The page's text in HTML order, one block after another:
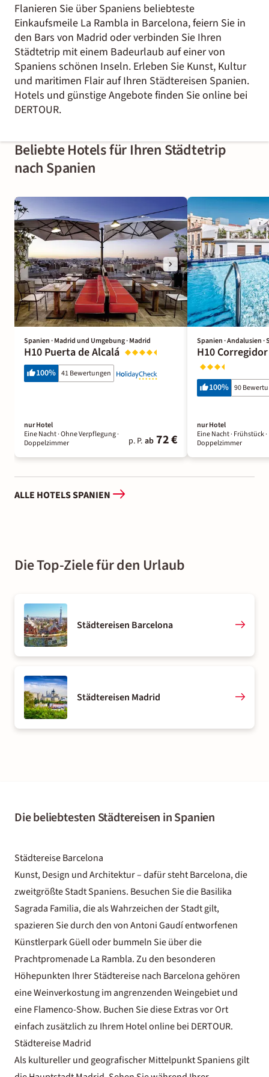
Flanieren Sie über Spaniens beliebteste
Einkaufsmeile La Rambla in Barcelona, feiern Sie in
den Bars von Madrid oder verbinden Sie Ihren
Städtetrip mit einem Badeurlaub auf einer von
Spaniens schönen Inseln. Erleben Sie Kunst, Kultur
und maritimen Flair auf Ihren Städtereisen Spanien.
Hotels und günstige Angebote finden Sie online bei
DERTOUR.
Beliebte Hotels für Ihren Städtetrip
nach Spanien
Spanien · Madrid und Umgebung · Madrid
H10 Puerta de Alcalá
100% 41 Bewertungen
nur Hotel
Eine Nacht· Ohne Verpflegung·
Doppelzimmer
p. P. ab 72 €
Spanien · Andalusien ·
H10
100% 90
nur Hotel
Eine Nacht· Frühstück·
Doppelzimmer
ALLE HOTELS SPANIEN
Die Top-Ziele für den Urlaub
Städtereisen Barcelona
Städtereisen Madrid
Die beliebtesten Städtereisen in Spanien
Städtereise Barcelona
Kunst, Design und Architektur – dafür steht Barcelona, die
zweitgrößte Stadt Spaniens. Besuchen Sie die Basilika
Sagrada Familia, die als Wahrzeichen der Stadt gilt,
spazieren Sie durch den von Antoni Gaudí entworfenen
Künstlerpark Güell oder bummeln Sie über die
Prachtpromenade La Rambla. Zu den besonderen
Höhepunkten Ihrer Städtereise nach Barcelona gehören
eine Weinverkostung im angrenzenden Weingebiet und
eine Flamenco-Show. Buchen Sie diese Extras vor Ort
einfach zusätzlich zu Ihrem Hotel online bei DERTOUR.
Städtereise Madrid
Als kultureller und geografischer Mittelpunkt Spaniens gilt